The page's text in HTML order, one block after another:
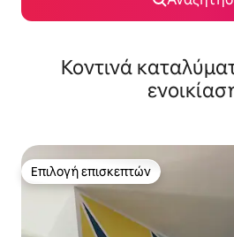
Κοντινά
Επιλογή επισκεπτών
Επιλογή επισκεπτών